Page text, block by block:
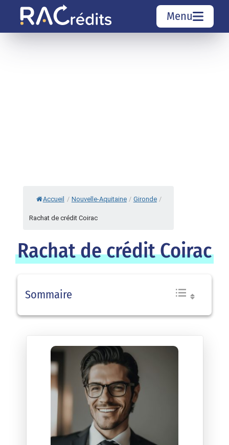
Menu
Accueil / Nouvelle-Aquitaine / Gironde /
Rachat de crédit Coirac
Rachat de crédit Coirac
Sommaire